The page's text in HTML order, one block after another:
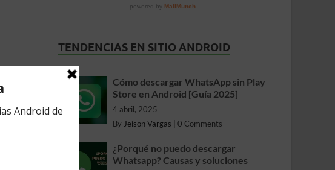
TENDENCIAS EN SITIO ANDROID
Cómo descargar WhatsApp sin Play
Store en Android [Guía 2025]
4 abril, 2025
By Jeison Vargas |0 Comments
¿Porqué no puedo descargar
Whatsapp? Causas y soluciones